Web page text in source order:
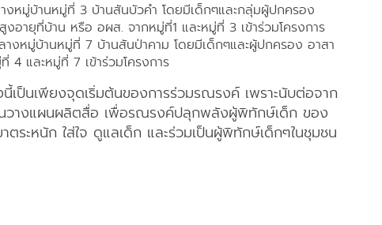
งหมู่บ้านหมู่ที่ 3 บ้านสันบัวคำ โดยมีเด็กๆและกลุ่มผู้ปกครอง
อายุที่บ้าน หรือ อผส. จากหมู่ที่1 และหมู่ที่ 3 เข้าร่วมโครงการ
งหมู่บ้านหมู่ที่ 7 บ้านสันป่าคาม โดยมีเด็กๆและผู้ปกครอง อาสา
และหมู่ที่ 7 เข้าร่วมโครงการ
เป็นเพียงจุดเริ่มต้นของการร่วมรณรงค์ เพราะนับต่อจาก
วางแผนผลิตสื่อ เพื่อรณรงค์ปลุกพลังผู้พิทักษ์เด็ก ของ
ระหนัก ใส่ใจ ดูแลเด็ก และร่วมเป็นผู้พิทักษ์เด็กๆในชุมชน